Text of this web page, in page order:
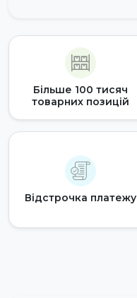
Більше 100 тисяч
товарних позицій
Відстрочка платежу